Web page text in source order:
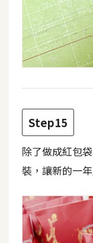
Step15
除了做成紅包
裝，讓新的一